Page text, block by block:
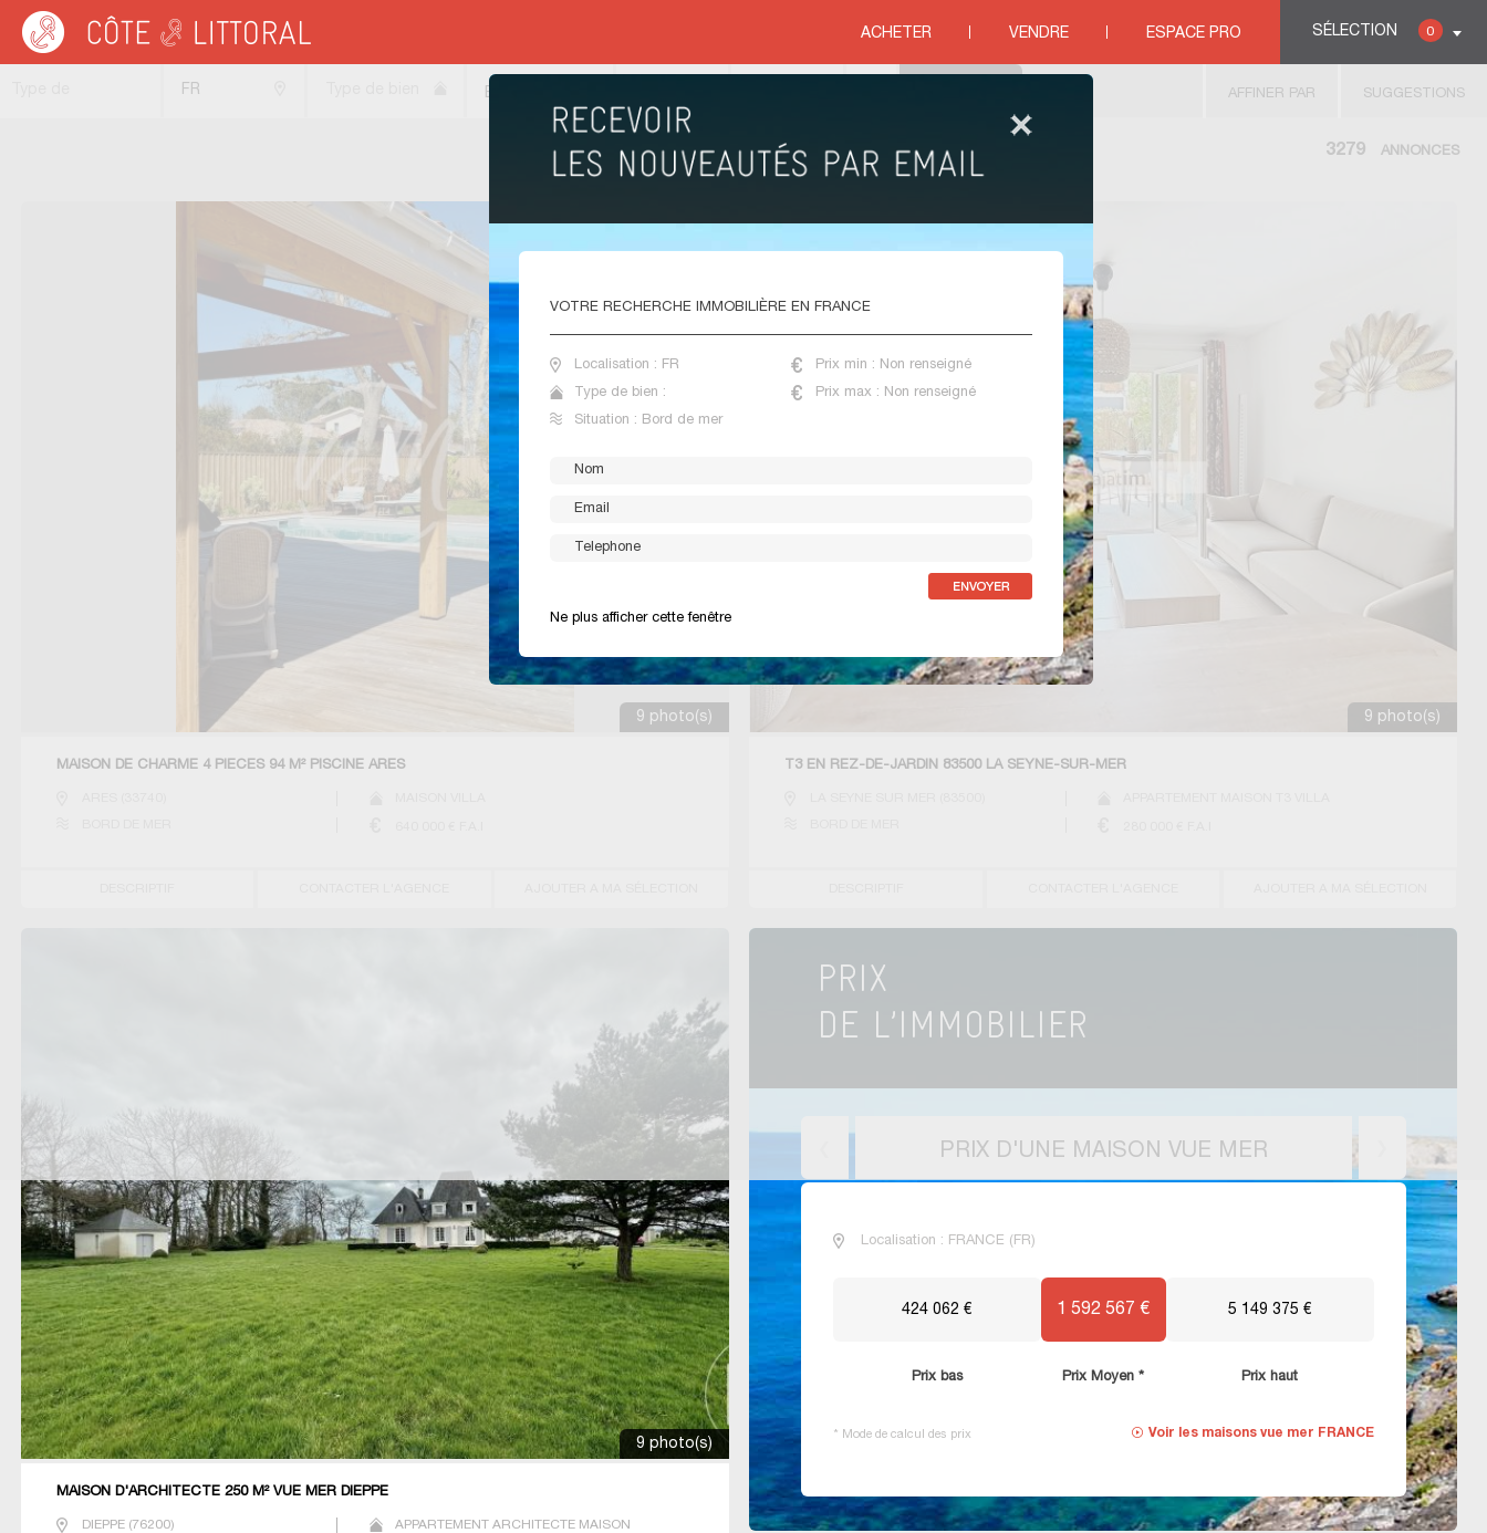
SÉLECTION 0
ACHETER VENDRE ESPACE PRO
Côte & Littoral > Immobilier bord de mer
IMMOBILIER BORD DE MER FRANCE
9 photo(s)
MAISON DE CHARME 4 PIECES 94 M² PISCINE ARES
9 photo(s)
T3 EN REZ-DE-JARDIN 83500 LA SEYNE-SUR-MER
9 photo(s)
MAISON D'ARCHITECTE 250 M² VUE MER DIEPPE
DIEPPE(76200)
APPARTEMENT ARCHITECTE MAISON
PRIX D'UNE MAISON VUE MER
Localisation : FRANCE (FR)
424 062 € 1 592 567 € 5 149 375 €
Prix bas Prix Moyen * Prix haut
Voir les maisons vue mer FRANCE
* Mode de calcul des prix
FR Bord de mer AFFINER PAR SUGGESTIONS
3279 ANNONCES
VOTRE RECHERCHE IMMOBILIÈRE EN FRANCE
Localisation : FR Prix min : Non renseigné
Type de bien : Prix max : Non renseigné
Situation : Bord de mer
Ne plus afficher cette fenêtre